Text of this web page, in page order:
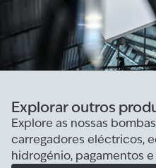
Explorar outros
Explore as nossas
carregadores eléctricos,
hidrogénio, pagamentos